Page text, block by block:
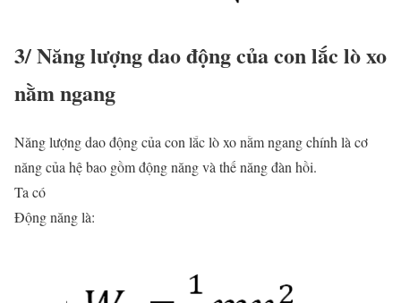
3/ Năng lượng dao động của con lắc lò xo
nằm ngang
Năng lượng dao động của con lắc lò xo nằm ngang chính là cơ
năng của hệ bao gồm động năng và thế năng đàn hồi.
Ta có
Động năng là: